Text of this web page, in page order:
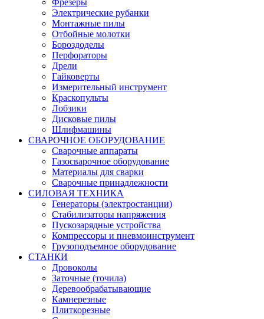
Фрезеры
Электрические рубанки
Монтажные пилы
Отбойные молотки
Бороздоделы
Перфораторы
Дрели
Гайковерты
Измерительный инструмент
Краскопульты
Лобзики
Дисковые пилы
Шлифмашины
СВАРОЧНОЕ ОБОРУДОВАНИЕ
Сварочные аппараты
Газосварочное оборудование
Материалы для сварки
Сварочные принадлежности
СИЛОВАЯ ТЕХНИКА
Генераторы (электростанции)
Стабилизаторы напряжения
Пускозарядные устройства
Компрессоры и пневмоинструмент
Грузоподъемное оборудование
СТАНКИ
Дровоколы
Заточные (точила)
Деревообрабатывающие
Камнерезные
Плиткорезные